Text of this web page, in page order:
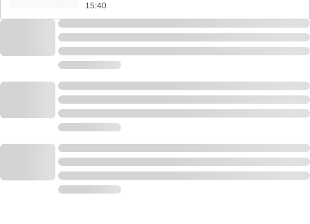
15:40